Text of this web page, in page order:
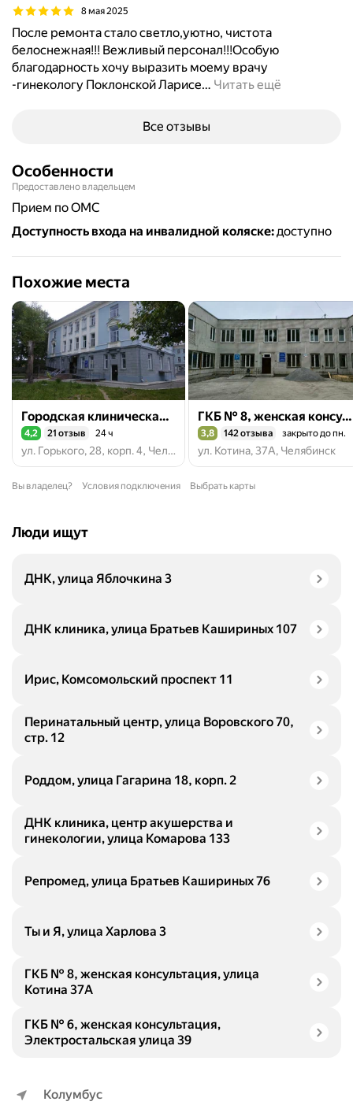
8 мая 2025
После ремонта стало светло,уютно, чистота
белоснежная!!! Вежливый персонал!!!Особую
благодарность хочу выразить моему врачу
-гинекологу Поклонской Ларисе… Читать ещё
Все отзывы
Особенности
Предоставлено владельцем
прием по ОМС
Доступность входа на инвалидной коляске:доступно
Похожие места
Городская клиническая больница № 8, Первое гинекологическое отделение
Рейтинг 4,2 из 5
4,2 21 отзыв 24 ч
ул. Горького, 28, корп. 4, Челябинск
ГКБ № 8, женская консультация
Рейтинг 3,8 из 5
3,8 142 отзыва закрыто до пн.
ул. Котина, 37А, Челябинск
Вы владелец? Условия подключения Выбрать карты
Люди ищут
ДНК, улица Яблочкина 3
ДНК клиника, улица Братьев Кашириных 107
Ирис, Комсомольский проспект 11
Перинатальный центр, улица Воровского 70,
стр. 12
Роддом, улица Гагарина 18, корп. 2
ДНК клиника, центр акушерства и
гинекологии, улица Комарова 133
Репромед, улица Братьев Кашириных 76
Ты и Я, улица Харлова 3
ГКБ № 8, женская консультация, улица
Котина 37А
ГКБ № 6, женская консультация,
Электростальская улица 39
Колумбус